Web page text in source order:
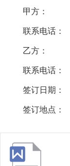
甲方：
联系电话：
乙方：
联系电话：
签订日期：
签订地点：